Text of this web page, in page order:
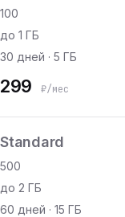
100
до 1 ГБ
30 дней · 5 ГБ
299 ₽/мес
Standard
500
до 2 ГБ
60 дней · 15 ГБ